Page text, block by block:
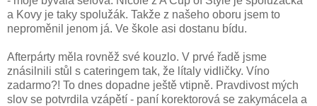
a Kovy je taky spolužák. Takže z našeho oboru jsem to
neproměnil jenom já. Ve škole asi dostanu bídu.
Afterpárty měla rovněž své kouzlo. V prvé řadě jsme
znásilnili stůl s cateringem tak, že lítaly vidličky. Víno
zadarmo?! To dnes dopadne ještě vtipně. Pravdivost mých
slov se potvrdila vzápětí - paní korektorová se zakymácela a